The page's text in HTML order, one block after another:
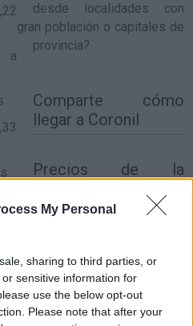
My Personal
sharing to third parties, or
sensitive information for
use the below opt-out
Please note that after your
a
desde localidades con
gran población o capitales de
provincia?
Comparte cómo
llegar a Coronil
Precios de la